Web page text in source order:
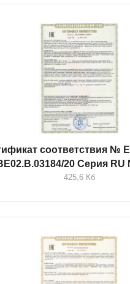
соответствия №
20 Серия
425,6 Кб